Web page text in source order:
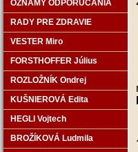
OZNAMY ODPORÚČANIA
RADY PRE ZDRAVIE
VESTER Miro
FORSTHOFFER Július
ROZLOŽNÍK Ondrej
KUŠNIEROVÁ Edita
HEGLI Vojtech
BROŽÍKOVÁ Ludmila